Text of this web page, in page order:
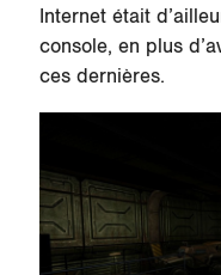
Internet était
console, en plus
ces dernières.